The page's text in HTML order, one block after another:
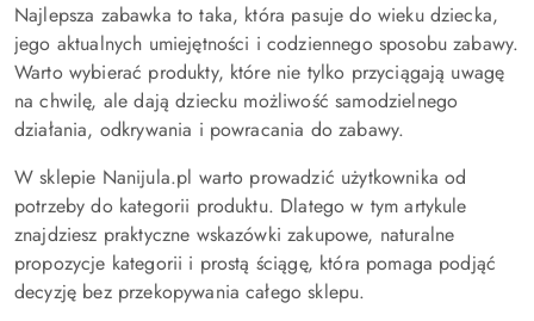
Najlepsza zabawka to taka, która pasuje do wieku dziecka,
jego aktualnych umiejętności i codziennego sposobu zabawy.
Warto wybierać produkty, które nie tylko przyciągają uwagę
na chwilę, ale dają dziecku możliwość samodzielnego
działania, odkrywania i powracania do zabawy.
W sklepie Nanijula.pl warto prowadzić użytkownika od
potrzeby do kategorii produktu. Dlatego w tym artykule
znajdziesz praktyczne wskazówki zakupowe, naturalne
propozycje kategorii i prostą ściągę, która pomaga podjąć
decyzję bez przekopywania całego sklepu.